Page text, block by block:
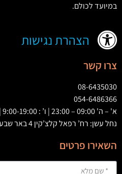
במיועד לכולם.
הצהרת נגישות
צרו קשר
08-6435030
054-6486366
א' – ה' 09:00 – 23:00 | ו’ : 9:00-19:00 | שבת 16:00-23:00
נחל עשן: רח’ רפאל קלצ’קין 4 באר שבע
השאירו פרטים